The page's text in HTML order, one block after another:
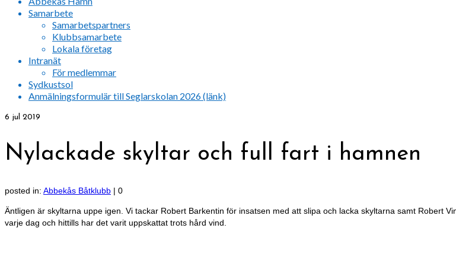
Samarbete
Samarbetspartners
Klubbsamarbete
Lokala företag
Intranät
För medlemmar
Sydkustsol
Anmälningsformulär till Seglarskolan 2026 (länk)
6 jul 2019
Nylackade skyltar och full fart i hamnen
posted in: Abbekås Båtklubb | 0
Äntligen är skyltarna uppe igen. Vi tackar Robert Barkentin för insatsen med att slipa och lacka skyltarna samt Robert
varje dag och hittills har det varit uppskattat trots hård vind.